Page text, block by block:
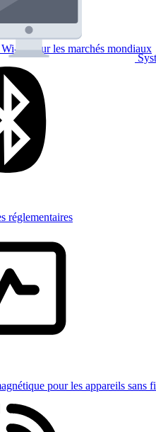
Fi pour les marchés mondiaux
réglementaires
pour les appareils sans